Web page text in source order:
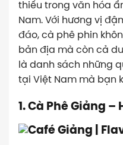
thiếu trong văn hóa
Nam. Với hương vị
đáo, cà phê phin
bản địa mà còn cả
là danh sách những
tại Việt Nam mà bạn
1. Cà Phê Giảng –